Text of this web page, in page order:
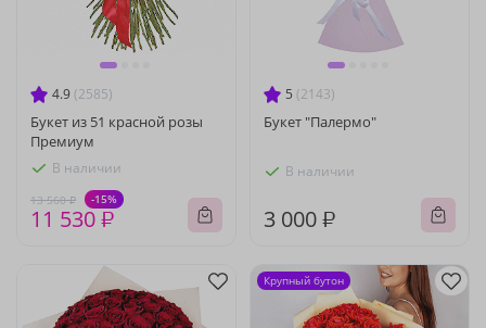
4.9 (2585)
Букет из 51 красной розы
Премиум
В наличии
13 560 ₽ -15%
11 530 ₽
5 (2143)
Букет "Палермо"
В наличии
3 000 ₽
Крупный бутон